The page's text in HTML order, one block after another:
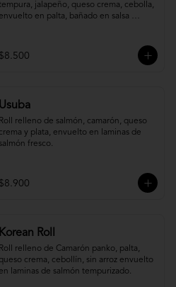
jalapeño, queso crema, cebolla,
envuelto en palta, bañado en salsa
$8.500
Usuba
Roll relleno de salmón, camarón, queso
crema y plata, envuelto en laminas de
salmón fresco.
$8.900
Korean Roll
Roll relleno de Camarón panko, palta,
queso crema, cebollín, sin arroz envuelto
en laminas de salmón tempurizado.